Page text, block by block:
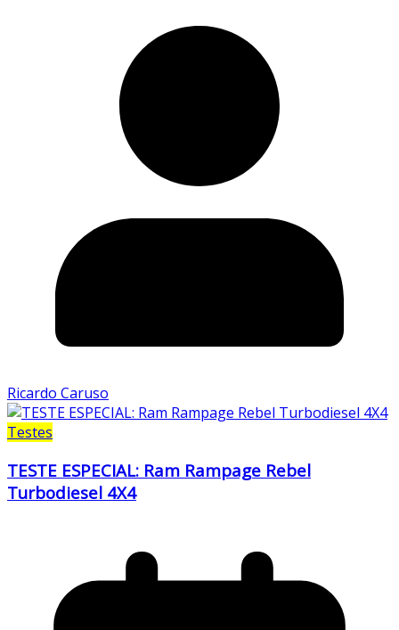
Ricardo Caruso
Testes
TESTE ESPECIAL: Ram Rampage Rebel
Turbodiesel 4X4